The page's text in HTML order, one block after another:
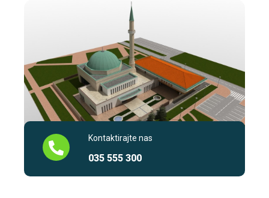
Kontaktirajte nas
035 555 300